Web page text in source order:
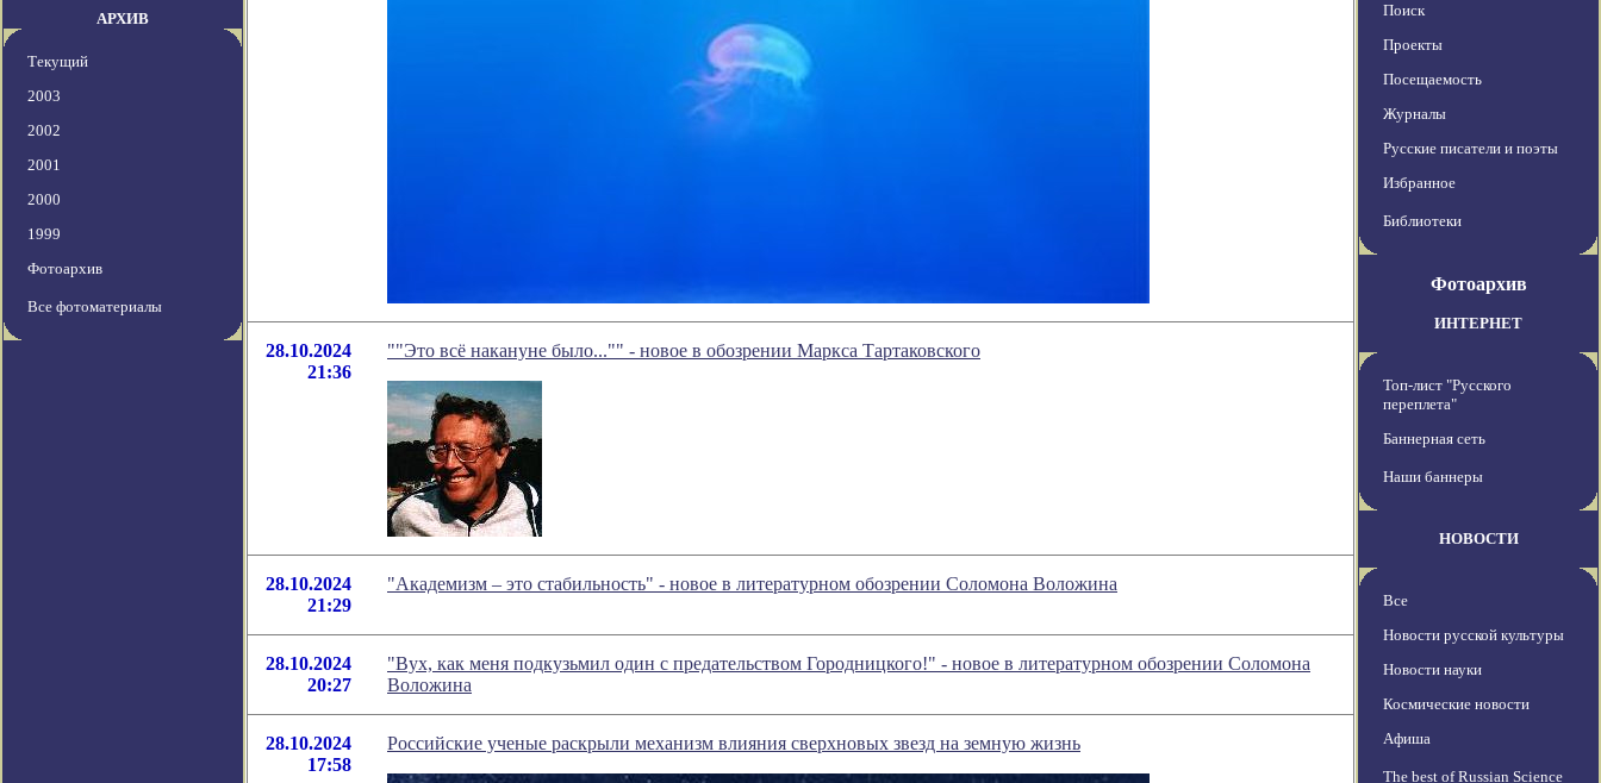
АРХИВ
Текущий
2003
2002
2001
2000
1999
Фотоархив
Все фотоматериалы
28.10.2024
21:36
""Это всё накануне было..."" - новое в обозрении Маркса Тартаковского
28.10.2024
21:29
"Академизм – это стабильность" - новое в литературном обозрении Соломона Воложина
28.10.2024
20:27
"Вух, как меня подкузьмил один с предательством Городницкого!" - новое в литературном обозрении Соломона
Воложина
28.10.2024
17:58
Российские ученые раскрыли механизм влияния сверхновых звезд на земную жизнь
Поиск
Проекты
Посещаемость
Журналы
Русские писатели и поэты
Избранное
Библиотеки
Фотоархив
ИНТЕРНЕТ
Топ-лист "Русского
переплета"
Баннерная сеть
Наши баннеры
НОВОСТИ
Все
Новости русской культуры
Новости науки
Космические новости
Афиша
The best of Russian Science